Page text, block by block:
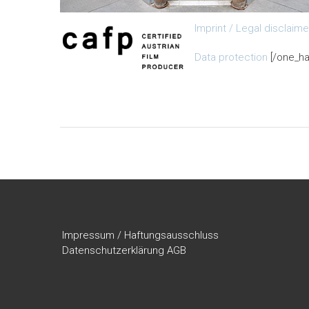
Imprint / Legal
Data protection [/
Impressum / Haftungsausschluss
Datenschutzerklärung AGB